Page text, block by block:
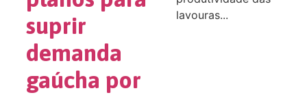
suprir
demanda
gaúcha por
lavouras...